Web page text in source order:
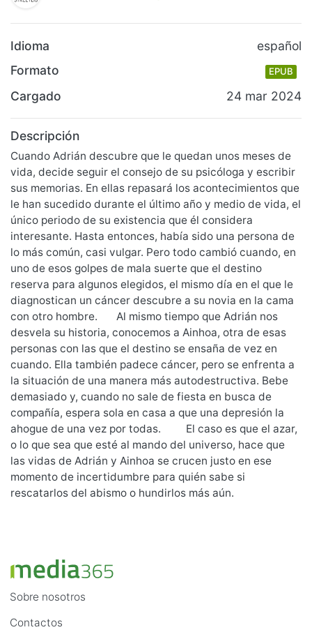
Idioma
español
Formato
EPUB
Cargado 24 mar 2024
Descripción
Cuando Adrián descubre que le quedan unos meses de
vida, decide seguir el consejo de su psicóloga y escribir
sus memorias. En ellas repasará los acontecimientos que
le han sucedido durante el último año y medio de vida, el
único periodo de su existencia que él considera
interesante. Hasta entonces, había sido una persona de
lo más común, casi vulgar. Pero todo cambió cuando, en
uno de esos golpes de mala suerte que el destino
reserva para algunos elegidos, el mismo día en el que le
diagnostican un cáncer descubre a su novia en la cama
con otro hombre. Al mismo tiempo que Adrián nos
desvela su historia, conocemos a Ainhoa, otra de esas
personas con las que el destino se ensaña de vez en
cuando. Ella también padece cáncer, pero se enfrenta a
la situación de una manera más autodestructiva. Bebe
demasiado y, cuando no sale de fiesta en busca de
compañía, espera sola en casa a que una depresión la
ahogue de una vez por todas. El caso es que el azar,
o lo que sea que esté al mando del universo, hace que
las vidas de Adrián y Ainhoa se crucen justo en ese
momento de incertidumbre para quién sabe si
rescatarlos del abismo o hundirlos más aún.
Sobre nosotros
Contactos